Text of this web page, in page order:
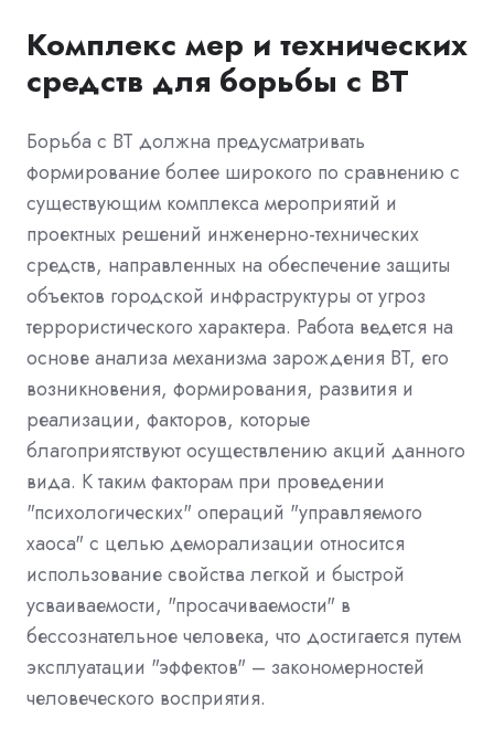
Комплекс мер и технических
средств для борьбы с ВТ
Борьба с ВТ должна предусматривать
формирование более широкого по сравнению с
существующим комплекса мероприятий и
проектных решений инженерно-технических
средств, направленных на обеспечение защиты
объектов городской инфраструктуры от угроз
террористического характера. Работа ведется на
основе анализа механизма зарождения ВТ, его
возникновения, формирования, развития и
реализации, факторов, которые
благоприятствуют осуществлению акций данного
вида. К таким факторам при проведении
"психологических" операций "управляемого
хаоса" с целью деморализации относится
использование свойства легкой и быстрой
усваиваемости, "просачиваемости" в
бессознательное человека, что достигается путем
эксплуатации "эффектов" – закономерностей
человеческого восприятия.